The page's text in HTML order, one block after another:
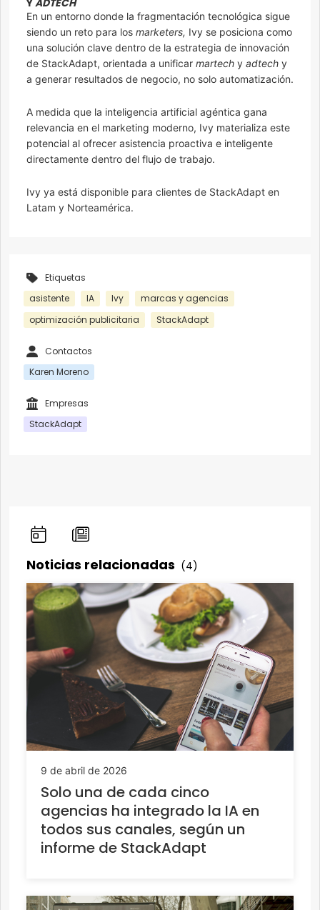
Y ADTECH
En un entorno donde la fragmentación tecnológica sigue
siendo un reto para los marketers, Ivy se posiciona como
una solución clave dentro de la estrategia de innovación
de StackAdapt, orientada a unificar martech y adtech y
a generar resultados de negocio, no solo automatización.
A medida que la inteligencia artificial agéntica gana
relevancia en el marketing moderno, Ivy materializa este
potencial al ofrecer asistencia proactiva e inteligente
directamente dentro del flujo de trabajo.
Ivy ya está disponible para clientes de StackAdapt en
Latam y Norteamérica.
Etiquetas
asistente
IA Ivy
marcas y agencias
optimización publicitaria
StackAdapt
Contactos
Karen Moreno
Empresas
StackAdapt
Noticias relacionadas (4)
9 de abril de 2026
Solo una de cada cinco
agencias ha integrado la IA en
todos sus canales, según un
informe de StackAdapt